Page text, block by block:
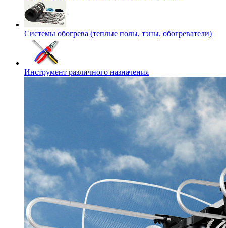
Системы обогрева (теплые полы, тэны, обогреватели)
Инструмент различного назначения